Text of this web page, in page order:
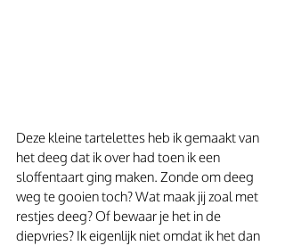
Deze kleine tartelettes heb ik gemaakt van
het deeg dat ik over had toen ik een
sloffentaart ging maken. Zonde om deeg
weg te gooien toch? Wat maak jij zoal met
restjes deeg? Of bewaar je het in de
diepvries? Ik eigenlijk niet omdat ik het dan